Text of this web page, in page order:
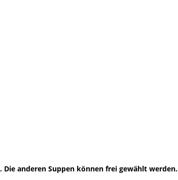
anderen Suppen können frei gewählt werden.